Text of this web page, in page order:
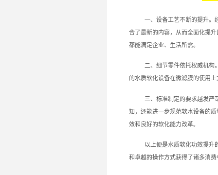
一、设备工艺不断的提升。
合了最新的内容，从而全面化提
都能满足企业、生活所需。
二、细节零件依托权威机构
的水质软化设备在微滤膜的使用
三、标准制定的要求越发严
知，还能进一步规范软水设备的
效和良好的软化能力改革。
以上便是水质软化功效提升
和卓越的操作方式获得了诸多消